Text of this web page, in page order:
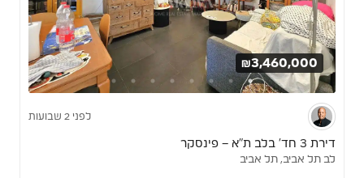
₪3,460,000
לפני 2 שבועות
דירת 3 חד’ בלב ת”א – פינסקר
לב תל אביב, תל אביב